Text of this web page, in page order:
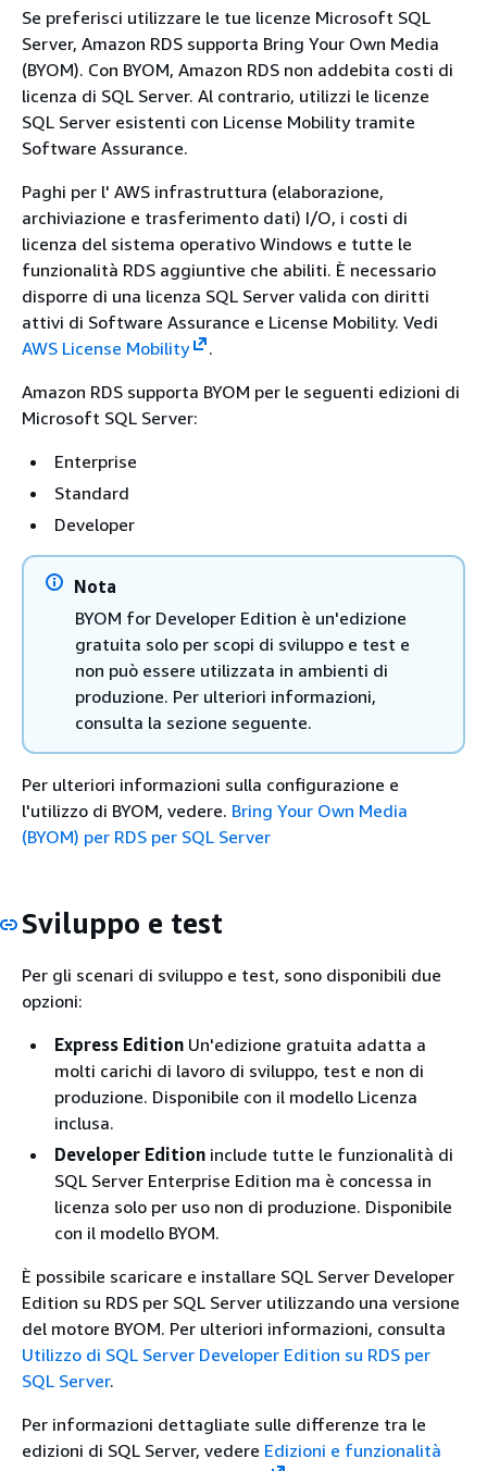
Se preferisci utilizzare le tue licenze Microsoft SQL
Server, Amazon RDS supporta Bring Your Own Media
(BYOM). Con BYOM, Amazon RDS non addebita costi di
licenza di SQL Server. Al contrario, utilizzi le licenze
SQL Server esistenti con License Mobility tramite
Software Assurance.
Paghi per l' AWS infrastruttura (elaborazione,
archiviazione e trasferimento dati) I/O, i costi di
licenza del sistema operativo Windows e tutte le
funzionalità RDS aggiuntive che abiliti. È necessario
disporre di una licenza SQL Server valida con diritti
attivi di Software Assurance e License Mobility. Vedi
AWS License Mobility
.
Amazon RDS supporta BYOM per le seguenti edizioni di
Microsoft SQL Server:
Enterprise
Standard
Developer
Nota
BYOM for Developer Edition è un'edizione
gratuita solo per scopi di sviluppo e test e
non può essere utilizzata in ambienti di
produzione. Per ulteriori informazioni,
consulta la sezione seguente.
Per ulteriori informazioni sulla configurazione e
l'utilizzo di BYOM, vedere. Bring Your Own Media
(BYOM) per RDS per SQL Server
Sviluppo e test
Per gli scenari di sviluppo e test, sono disponibili due
opzioni:
Express Edition Un'edizione gratuita adatta a
molti carichi di lavoro di sviluppo, test e non di
produzione. Disponibile con il modello Licenza
inclusa.
Developer Edition include tutte le funzionalità di
SQL Server Enterprise Edition ma è concessa in
licenza solo per uso non di produzione. Disponibile
con il modello BYOM.
È possibile scaricare e installare SQL Server Developer
Edition su RDS per SQL Server utilizzando una versione
del motore BYOM. Per ulteriori informazioni, consulta
Utilizzo di SQL Server Developer Edition su RDS per
SQL Server.
Per informazioni dettagliate sulle differenze tra le
edizioni di SQL Server, vedere Edizioni e funzionalità